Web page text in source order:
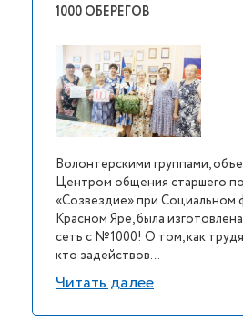
1000 ОБЕРЕГОВ
Волонтерскими группами,
Центром общения старшего
«Созвездие» при Социальном
Красном Яре, была
сеть с №1000! О том, как
кто задействов...
Читать далее